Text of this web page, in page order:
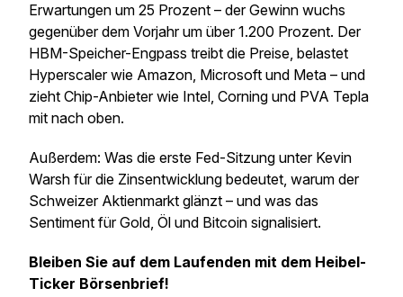
Erwartungen um 25 Prozent – der Gewinn wuchs
gegenüber dem Vorjahr um über 1.200 Prozent. Der
HBM-Speicher-Engpass treibt die Preise, belastet
Hyperscaler wie Amazon, Microsoft und Meta – und
zieht Chip-Anbieter wie Intel, Corning und PVA Tepla
mit nach oben.
Außerdem: Was die erste Fed-Sitzung unter Kevin
Warsh für die Zinsentwicklung bedeutet, warum der
Schweizer Aktienmarkt glänzt – und was das
Sentiment für Gold, Öl und Bitcoin signalisiert.
Bleiben Sie auf dem Laufenden mit dem Heibel-
Ticker Börsenbrief!